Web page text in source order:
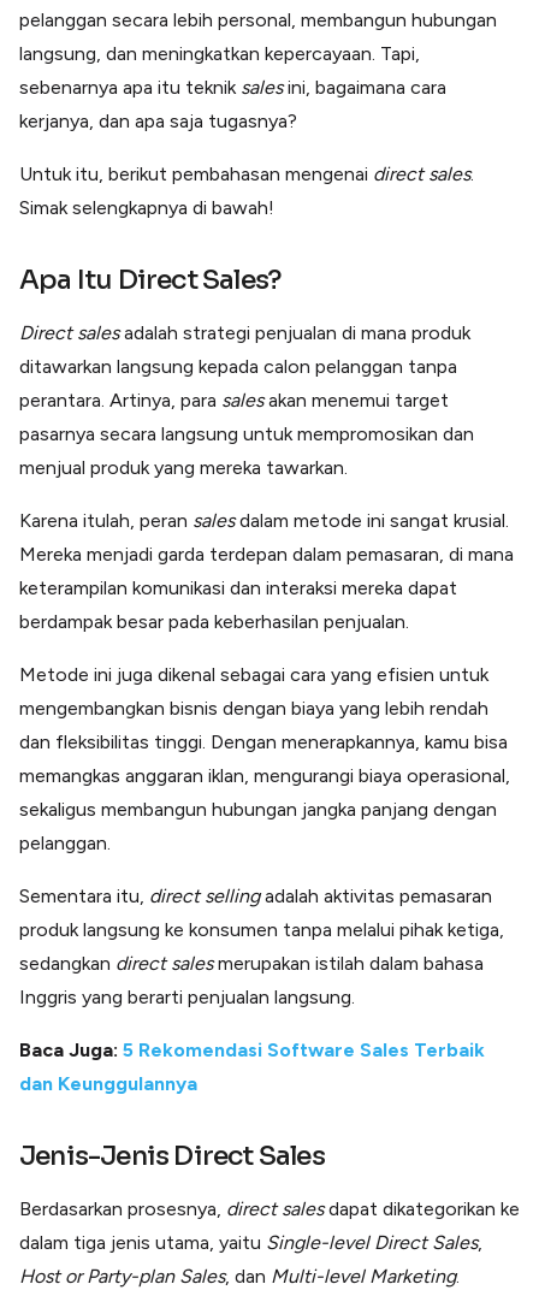
Integrasi sistem bisnis dengan API
Software Akuntansi
Pencatatan Laporan Keuangan Gratis
Integrasi Accurate
pelanggan secara lebih personal, membangun hubungan
langsung, dan meningkatkan kepercayaan. Tapi,
sebenarnya apa itu teknik salesini, bagaimana cara
kerjanya, dan apa saja tugasnya?
Untuk itu, berikut pembahasan mengenai direct sales.
Simak selengkapnya di bawah!
Apa Itu Direct Sales?
Direct salesadalah strategi penjualan di mana produk
ditawarkan langsung kepada calon pelanggan tanpa
perantara. Artinya, para salesakan menemui target
pasarnya secara langsung untuk mempromosikan dan
menjual produk yang mereka tawarkan.
Karena itulah, peran salesdalam metode ini sangat krusial.
Mereka menjadi garda terdepan dalam pemasaran, di mana
keterampilan komunikasi dan interaksi mereka dapat
berdampak besar pada keberhasilan penjualan.
Metode ini juga dikenal sebagai cara yang efisien untuk
mengembangkan bisnis dengan biaya yang lebih rendah
dan fleksibilitas tinggi. Dengan menerapkannya, kamu bisa
memangkas anggaran iklan, mengurangi biaya operasional,
sekaligus membangun hubungan jangka panjang dengan
pelanggan.
Sementara itu, direct sellingadalah aktivitas pemasaran
produk langsung ke konsumen tanpa melalui pihak ketiga,
sedangkan direct salesmerupakan istilah dalam bahasa
Inggris yang berarti penjualan langsung.
Baca Juga: 5 Rekomendasi Software Sales Terbaik
dan Keunggulannya
Jenis-Jenis Direct Sales
Berdasarkan prosesnya, direct salesdapat dikategorikan ke
dalam tiga jenis utama, yaitu Single-level Direct Sales,
Host or Party-plan Sales, dan Multi-level Marketing.